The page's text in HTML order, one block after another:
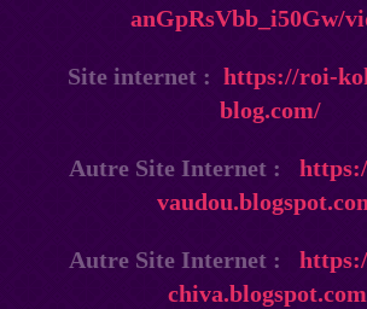
anGpRsVbb_i50Gw/
Site internet : https://roi-
blog.com/
Autre Site Internet :
Autre Site Internet :